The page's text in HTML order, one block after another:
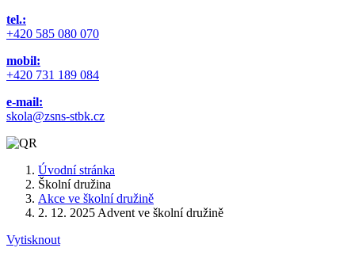
tel.:
+420 585 080 070
mobil:
+420 731 189 084
e-mail:
skola@zsns-stbk.cz
Úvodní stránka
Školní družina
Akce ve školní družině
2. 12. 2025 Advent ve školní družině
Vytisknout